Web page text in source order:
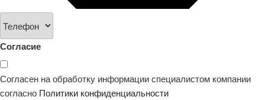
Согласие
Согласен на обработку информации специалистом компании
согласно Политики конфиденциальности